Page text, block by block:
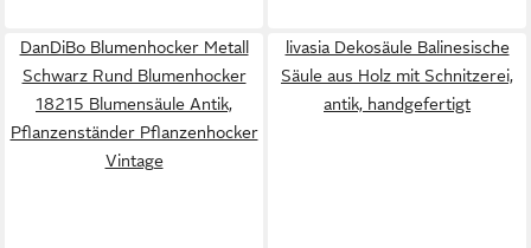
DanDiBo Blumenhocker Metall
Schwarz Rund Blumenhocker
18215 Blumensäule Antik,
Pflanzenständer Pflanzenhocker
Vintage
livasia Dekosäule Balinesische
Säule aus Holz mit Schnitzerei,
antik, handgefertigt